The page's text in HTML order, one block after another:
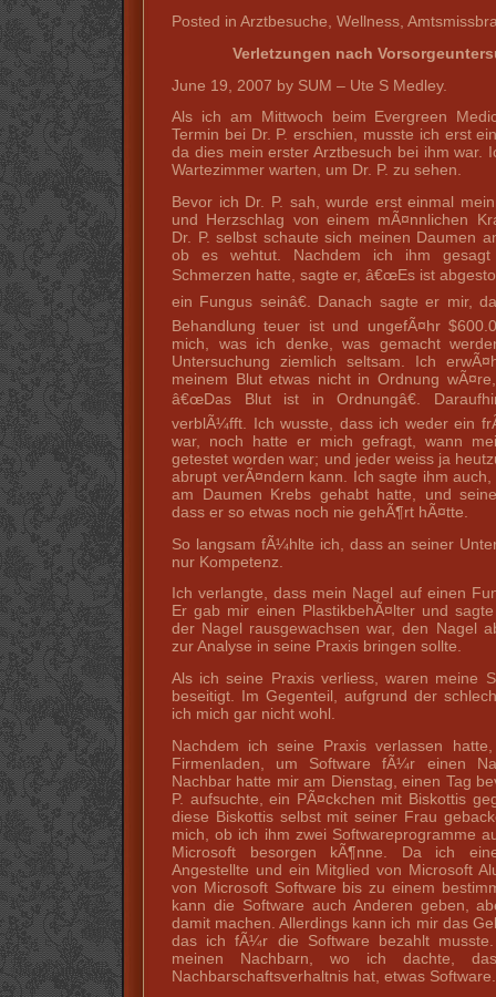
Posted in Arztbesuche, Wellness,
Verletzungen nach
June 19, 2007 by SUM – Ute S Medley.
Als ich am Mittwoch beim Evergreen
Termin bei Dr. P. erschien, musste ich erst
da dies mein erster Arztbesuch bei ihm war.
Wartezimmer warten, um Dr. P. zu sehen.
Bevor ich Dr. P. sah, wurde erst einmal
und Herzschlag von einem mÃ¤nnlichen
Dr. P. selbst schaute sich meinen Daumen
ob es wehtut. Nachdem ich ihm
Schmerzen hatte, sagte er, â€œEs ist
ein Fungus seinâ€. Danach sagte er mir,
Behandlung teuer ist und ungefÃ¤hr
mich, was ich denke, was gemacht
Untersuchung ziemlich seltsam. Ich
meinem Blut etwas nicht in Ordnung
â€œDas Blut ist in Ordnungâ€.
verblÃ¼fft. Ich wusste, dass ich weder ein
war, noch hatte er mich gefragt, wann
getestet worden war; und jeder weiss ja
abrupt verÃ¤ndern kann. Ich sagte ihm
am Daumen Krebs gehabt hatte, und
dass er so etwas noch nie gehÃ¶rt hÃ¤tte.
So langsam fÃ¼hlte ich, dass an seiner
nur Kompetenz.
Ich verlangte, dass mein Nagel auf einen
Er gab mir einen PlastikbehÃ¤lter und
der Nagel rausgewachsen war, den Nagel
zur Analyse in seine Praxis bringen sollte.
Als ich seine Praxis verliess, waren meine
beseitigt. Im Gegenteil, aufgrund der
ich mich gar nicht wohl.
Nachdem ich seine Praxis verlassen
Firmenladen, um Software fÃ¼r einen
Nachbar hatte mir am Dienstag, einen Tag
P. aufsuchte, ein PÃ¤ckchen mit Biskottis
diese Biskottis selbst mit seiner Frau
mich, ob ich ihm zwei Softwareprogramme
Microsoft besorgen kÃ¶nne. Da ich
Angestellte und ein Mitglied von Microsoft
von Microsoft Software bis zu einem
kann die Software auch Anderen geben,
damit machen. Allerdings kann ich mir das
das ich fÃ¼r die Software bezahlt
meinen Nachbarn, wo ich dachte,
Nachbarschaftsverhaltnis hat, etwas Software.